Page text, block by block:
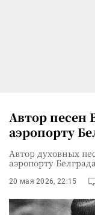
Автор песен
аэропорту
Автор духовных
аэропорту
20 мая 2026, 22:15